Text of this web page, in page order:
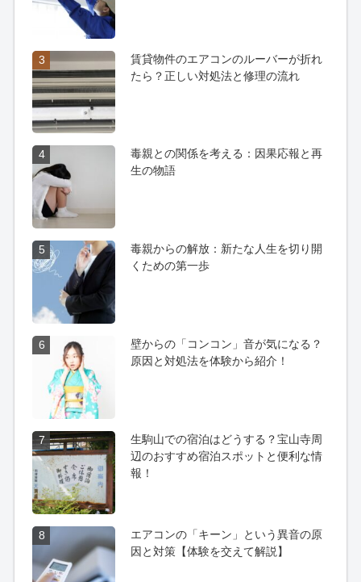
3
賃貸物件のエアコンのルーバーが折れ
たら？正しい対処法と修理の流れ
4
毒親との関係を考える：因果応報と再
生の物語
5
毒親からの解放：新たな人生を切り開
くための第一歩
6
壁からの「コンコン」音が気になる？
原因と対処法を体験から紹介！
7
生駒山での宿泊はどうする？宝山寺周
辺のおすすめ宿泊スポットと便利な情
報！
8
エアコンの「キーン」という異音の原
因と対策【体験を交えて解説】